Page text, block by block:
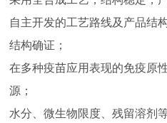
自主开发的工艺路线及产品结
结构确证；
在多种疫苗应用表现的免疫原
源；
水分、微生物限度、残留溶剂